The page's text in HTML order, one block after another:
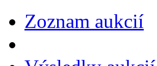
Zoznam aukcií